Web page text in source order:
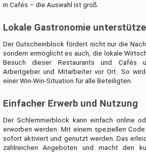
in Cafés – die Auswahl ist groß.
Lokale Gastronomie
Der Gutscheinblock fördert nicht nur die
sondern ermöglicht es auch, die lokale
Besuch dieser Restaurants und Cafés
Arbeitgeber und Mitarbeiter vor Ort. So
einer Win-Win-Situation für alle Beteiligten.
Einfacher Erwerb und Nutzung
Der Schlemmerblock kann einfach online
erworben werden. Mit einem speziellen
sofort aktiviert und genutzt werden. Das
zahlreichen Angeboten und macht den